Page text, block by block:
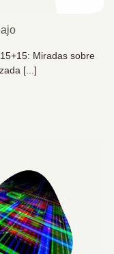
Miradas sobre
[...]